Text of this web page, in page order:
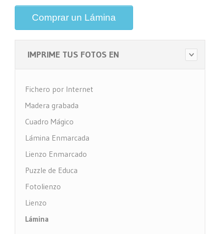
Comprar un Lámina
IMPRIME TUS FOTOS EN
Fichero por Internet
Madera grabada
Cuadro Mágico
Lámina Enmarcada
Lienzo Enmarcado
Puzzle de Educa
Fotolienzo
Lienzo
Lámina